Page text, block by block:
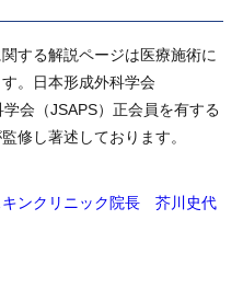
する解説ページは医療施術に
。日本形成外科学会
学会（JSAPS）正会員を有する
修し著述しております。
キンクリニック院長 芥川史代